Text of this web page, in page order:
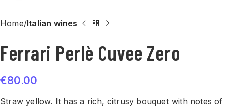
Home Italian wines
Ferrari Perlè Cuvee Zero
€80.00
Straw yellow. It has a rich, citrusy bouquet with notes of